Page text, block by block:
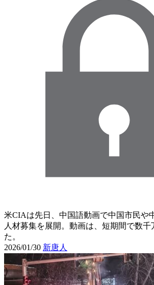
米CIAは先日、中国語動画で中国市民や
人材募集を展開。動画は、短期間で数千
た。
2026/01/30 新唐人